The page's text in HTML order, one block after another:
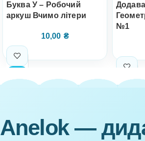
Буква У – Робочий
аркуш Вчимо літери
10,00 ₴
№1
Anelok —